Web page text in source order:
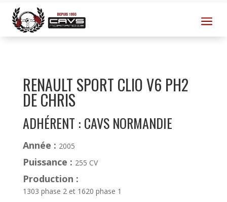
a
RENAULT SPORT CLIO V6 PH2
DE CHRIS
ADHÉRENT : CAVS NORMANDIE
Année : 2005
Puissance : 255 CV
Production :
1303 phase 2 et 1620 phase 1